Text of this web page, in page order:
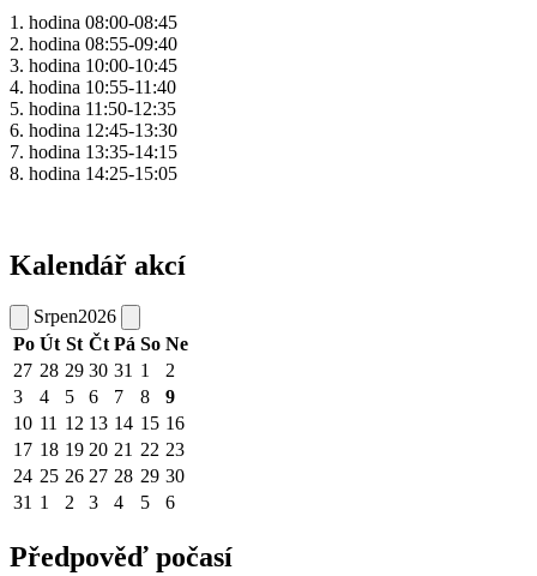
1. hodina 08:00-08:45
2. hodina 08:55-09:40
3. hodina 10:00-10:45
4. hodina 10:55-11:40
5. hodina 11:50-12:35
6. hodina 12:45-13:30
7. hodina 13:35-14:15
8. hodina 14:25-15:05
Kalendář akcí
Srpen2026
Po Út St Čt Pá So Ne
27 28 29 30 31 1
2
3
4 5 6 7 8
9
10 11 12 13 14 15 16
17 18 19 20 21 22 23
24 25 26 27 28 29 30
31 1 2 3 4 5 6
Předpověď počasí